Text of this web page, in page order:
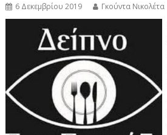
6 Δεκεμβρίου 2019 Γκούντα Νικολέτα